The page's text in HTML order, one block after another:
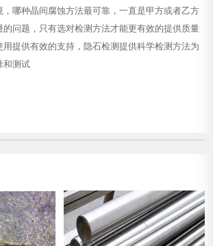
，哪种晶间腐蚀方法最可靠，一直是甲方或者乙方
的问题，只有选对检测方法才能更有效的提供质量
提供有效的支持，隐石检测提供科学检测方法为
和测试